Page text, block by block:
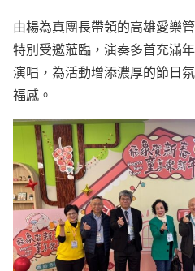
由楊為真團長帶領的高雄愛樂
特別受邀蒞臨，演奏多首充滿
演唱，為活動增添濃厚的節日
福感。